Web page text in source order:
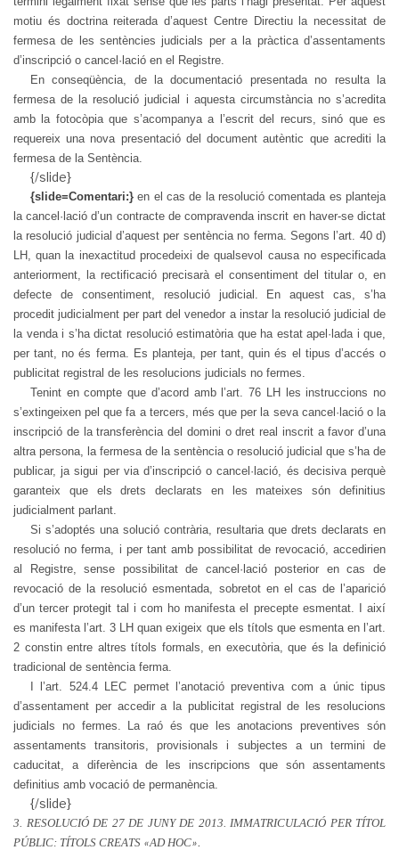
motiu és doctrina reiterada d’aquest Centre Directiu la necessitat de
fermesa de les sentències judicials per a la pràctica d’assentaments
d’inscripció o cancel·lació en el Registre.
En conseqüència, de la documentació presentada no resulta la
fermesa de la resolució judicial i aquesta circumstància no s’acredita
amb la fotocòpia que s’acompanya a l’escrit del recurs, sinó que es
requereix una nova presentació del document autèntic que acrediti la
fermesa de la Sentència.
{/slide}
{slide=Comentari:}en el cas de la resolució comentada es planteja
la cancel·lació d’un contracte de compravenda inscrit en haver-se dictat
la resolució judicial d’aquest per sentència no ferma. Segons l’art. 40 d)
LH, quan la inexactitud procedeixi de qualsevol causa no especificada
anteriorment, la rectificació precisarà el consentiment del titular o, en
defecte de consentiment, resolució judicial. En aquest cas, s’ha
procedit judicialment per part del venedor a instar la resolució judicial de
la venda i s’ha dictat resolució estimatòria que ha estat apel·lada i que,
per tant, no és ferma. Es planteja, per tant, quin és el tipus d’accés o
publicitat registral de les resolucions judicials no fermes.
Tenint en compte que d’acord amb l’art. 76 LH les instruccions no
s’extingeixen pel que fa a tercers, més que per la seva cancel·lació o la
inscripció de la transferència del domini o dret real inscrit a favor d’una
altra persona, la fermesa de la sentència o resolució judicial que s’ha de
publicar, ja sigui per via d’inscripció o cancel·lació, és decisiva perquè
garanteix que els drets declarats en les mateixes són definitius
judicialment parlant.
Si s’adoptés una solució contrària, resultaria que drets declarats en
resolució no ferma, i per tant amb possibilitat de revocació, accedirien
al Registre, sense possibilitat de cancel·lació posterior en cas de
revocació de la resolució esmentada, sobretot en el cas de l’aparició
d’un tercer protegit tal i com ho manifesta el precepte esmentat. I així
es manifesta l’art. 3 LH quan exigeix que els títols que esmenta en l’art.
2 constin entre altres títols formals, en executòria, que és la definició
tradicional de sentència ferma.
I l’art. 524.4 LEC permet l’anotació preventiva com a únic tipus
d’assentament per accedir a la publicitat registral de les resolucions
judicials no fermes. La raó és que les anotacions preventives són
assentaments transitoris, provisionals i subjectes a un termini de
caducitat, a diferència de les inscripcions que són assentaments
definitius amb vocació de permanència.
{/slide}
3. RESOLUCIÓ DE 27 DE JUNY DE 2013. IMMATRICULACIÓ PER TÍTOL
PÚBLIC: TÍTOLS CREATS «AD HOC».